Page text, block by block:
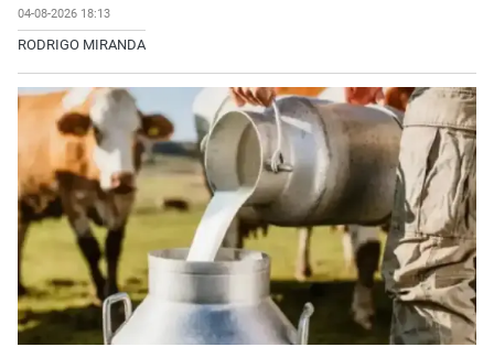
04-08-2026 18:13
RODRIGO MIRANDA